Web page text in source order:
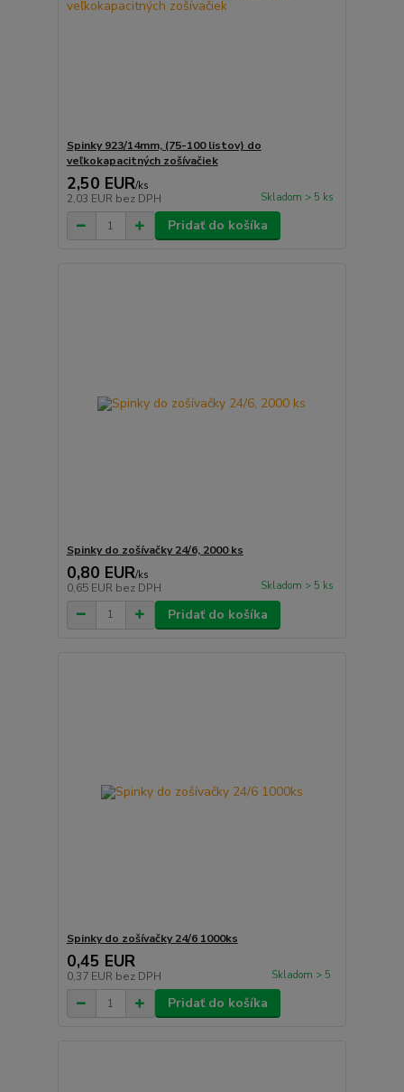
Spinky 923/14mm, (75-100 listov) do
veľkokapacitných zošívačiek
2,50 EUR/ks
2,03 EUR bez DPH Skladom > 5 ks
Pridať do košíka
Spinky do zošívačky 24/6, 2000 ks
0,80 EUR/ks
0,65 EUR bez DPH Skladom > 5 ks
Pridať do košíka
Spinky do zošívačky 24/6 1000ks
0,45 EUR
0,37 EUR bez DPH Skladom > 5
Pridať do košíka